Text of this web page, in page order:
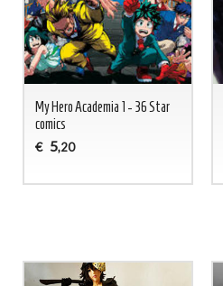
My Hero Academia 1 - 36 Star
comics
€ 5,20